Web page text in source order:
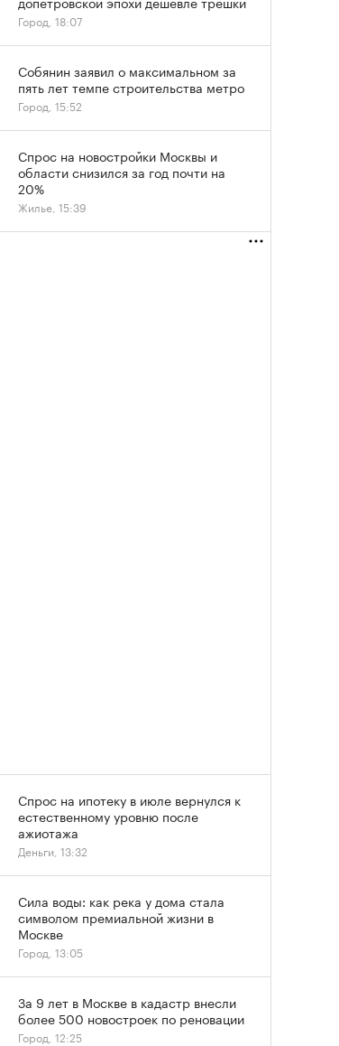
Город, 18:07
Собянин заявил о максимальном за
пять лет темпе строительства метро
Город, 15:52
Спрос на новостройки Москвы и
области снизился за год почти на
20%
Жилье, 15:39
Спрос на ипотеку в июле вернулся к
естественному уровню после
ажиотажа
Деньги, 13:32
Сила воды: как река у дома стала
символом премиальной жизни в
Москве
Город, 13:05
За 9 лет в Москве в кадастр внесли
более 500 новостроек по реновации
Город, 12:25